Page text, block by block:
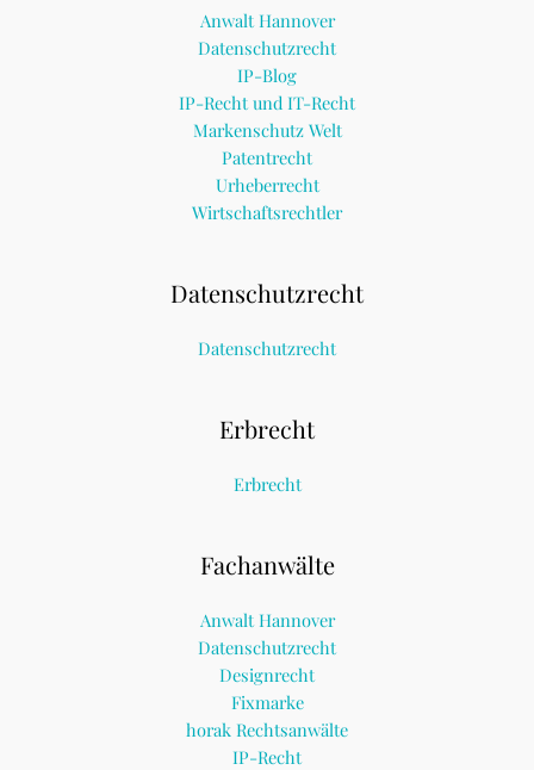
Anwalt Hannover
Datenschutzrecht
IP-Blog
IP-Recht und IT-Recht
Markenschutz Welt
Patentrecht
Urheberrecht
Wirtschaftsrechtler
Datenschutzrecht
Datenschutzrecht
Erbrecht
Erbrecht
Fachanwälte
Anwalt Hannover
Datenschutzrecht
Designrecht
Fixmarke
horak Rechtsanwälte
IP-Recht